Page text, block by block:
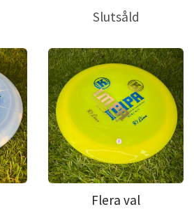
Slutsåld
Flera val